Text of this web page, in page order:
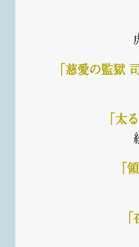
「慈愛の監獄
「太
「